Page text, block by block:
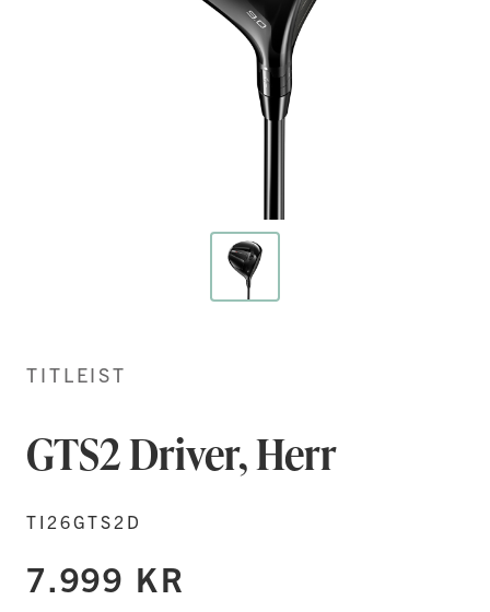
GTS2 Driver, Herr
TITLEIST
TI26GTS2D
7.999 KR
början
av